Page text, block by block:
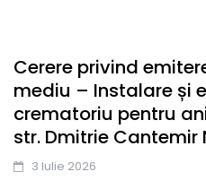
Cerere privind
mediu – Instalare și
crematoriu pentru
str. Dmitrie Cantemir
3 Iulie 2026